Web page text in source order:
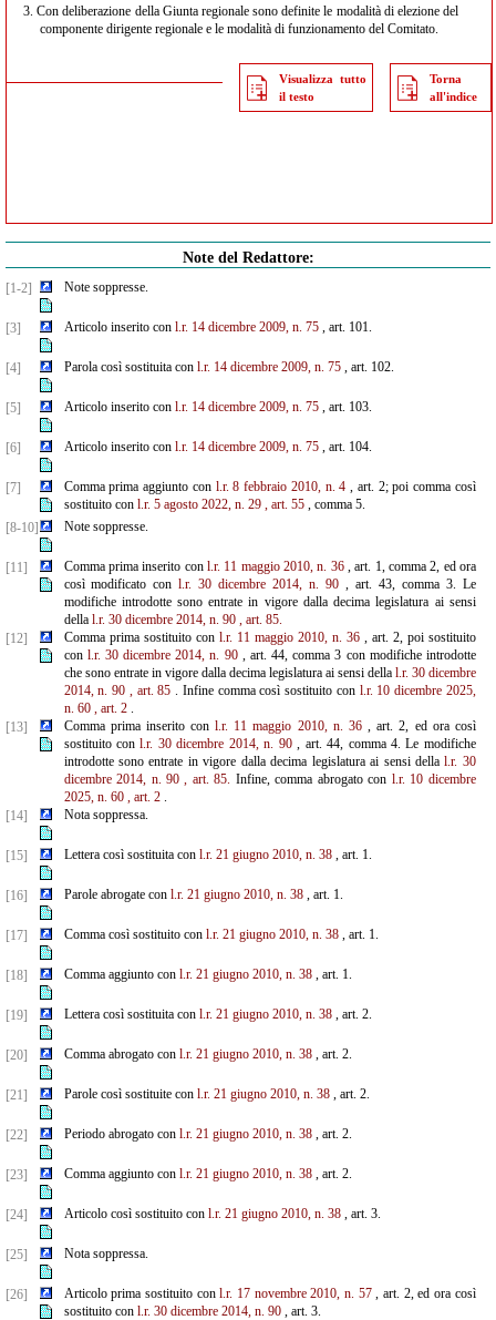
3. Con deliberazione della Giunta regionale sono definite le modalità di elezione del
componente dirigente regionale e le modalità di funzionamento del Comitato.
Visualizza tutto
il testo
Torna
all'indice
Note del Redattore:
[1-2] Note soppresse.
[3] Articolo inserito con l.r. 14 dicembre 2009, n. 75, art. 101.
[4] Parola così sostituita con l.r. 14 dicembre 2009, n. 75, art. 102.
[5] Articolo inserito con l.r. 14 dicembre 2009, n. 75, art. 103.
[6] Articolo inserito con l.r. 14 dicembre 2009, n. 75, art. 104.
[7] Comma prima aggiunto con l.r. 8 febbraio 2010, n. 4 , art. 2; poi comma così
sostituito con l.r. 5 agosto 2022, n. 29 , art. 55, comma 5.
[8-10]
Note soppresse.
[11] Comma prima inserito con l.r. 11 maggio 2010, n. 36, art. 1, comma 2, ed ora
così modificato conl.r. 30 dicembre 2014, n. 90 , art. 43, comma 3. Le
modifiche introdotte sono entrate in vigore dalla decima legislatura ai sensi
della l.r. 30 dicembre 2014, n. 90 , art. 85.
[12]
Comma prima sostituito con l.r. 11 maggio 2010, n. 36, art. 2, poi sostituito
con l.r. 30 dicembre 2014, n. 90, art. 44, comma 3 con modifiche introdotte
che sono entrate in vigore dalla decima legislatura ai sensi della l.r. 30 dicembre
2014, n. 90 , art. 85 . Infine comma così sostituito con l.r. 10 dicembre 2025,
n. 60 , art. 2.
[13]
Comma prima inserito conl.r. 11 maggio 2010, n. 36, art. 2, ed ora così
sostituito conl.r. 30 dicembre 2014, n. 90, art. 44, comma 4. Le modifiche
introdotte sono entrate in vigore dalla decima legislatura ai sensi dellal.r. 30
dicembre 2014, n. 90 , art. 85. Infine, comma abrogato con l.r. 10 dicembre
2025, n. 60 , art. 2.
[14]
Nota soppressa.
[15] Lettera così sostituita con l.r. 21 giugno 2010, n. 38, art. 1.
[16] Parole abrogate con l.r. 21 giugno 2010, n. 38, art. 1.
[17] Comma così sostituito con l.r. 21 giugno 2010, n. 38, art. 1.
[18] Comma aggiunto con l.r. 21 giugno 2010, n. 38, art. 1.
[19] Lettera così sostituita con l.r. 21 giugno 2010, n. 38, art. 2.
[20] Comma abrogato con l.r. 21 giugno 2010, n. 38, art. 2.
[21] Parole così sostituite con l.r. 21 giugno 2010, n. 38, art. 2.
[22] Periodo abrogato con l.r. 21 giugno 2010, n. 38, art. 2.
[23] Comma aggiunto con l.r. 21 giugno 2010, n. 38, art. 2.
[24] Articolo così sostituito con l.r. 21 giugno 2010, n. 38, art. 3.
[25] Nota soppressa.
[26] Articolo prima sostituito conl.r. 17 novembre 2010, n. 57, art. 2, ed ora così
sostituito con l.r. 30 dicembre 2014, n. 90, art. 3.